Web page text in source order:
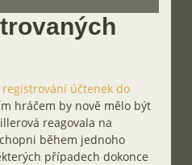
registrování účtenek do
hráčem by nově mělo být
reagovala na
během jednoho
případech dokonce